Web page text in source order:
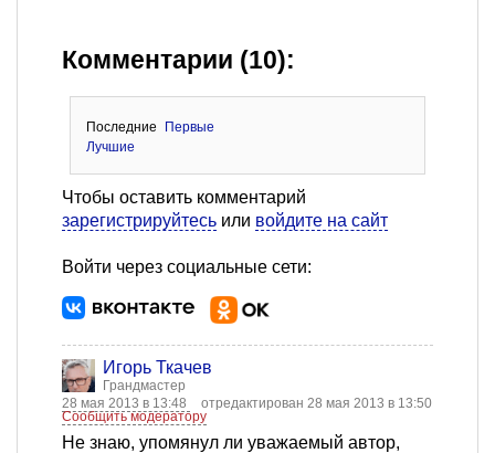
Комментарии (10):
Последние
Первые
Лучшие
Чтобы оставить комментарий
зарегистрируйтесь или войдите на сайт
Войти через социальные сети:
Игорь Ткачев
Грандмастер
28 мая 2013 в 13:48
отредактирован 28 мая 2013 в 13:50
Сообщить модератору
Не знаю, упомянул ли уважаемый автор,